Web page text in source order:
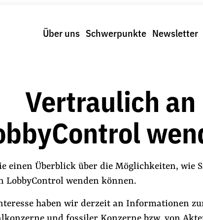
Über uns Schwerpunkte Newsletter
Vertraulich an
einen Überblick über die Möglichkeiten, wie
LobbyControl wenden können.
haben wir derzeit an Informationen